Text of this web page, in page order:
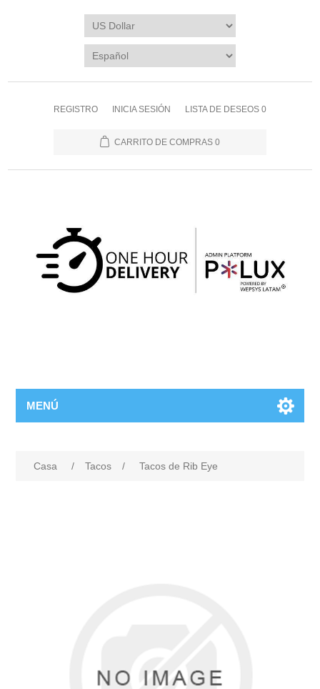
REGISTRO INICIA SESIÓN LISTA DE DESEOS 0
CARRITO DE COMPRAS 0
MENÚ
Casa / Tacos / Tacos de Rib Eye